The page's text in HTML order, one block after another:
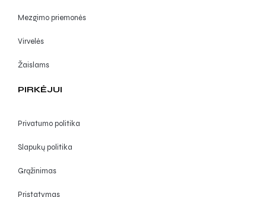
Mezgimo priemonės
Virvelės
Žaislams
PIRKĖJUI
Privatumo politika
Slapukų politika
Grąžinimas
Pristatymas